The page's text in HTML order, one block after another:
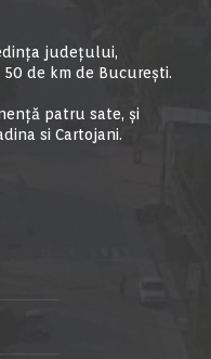
judeţului,
de km de Bucureşti.
patru sate, și
si Cartojani.